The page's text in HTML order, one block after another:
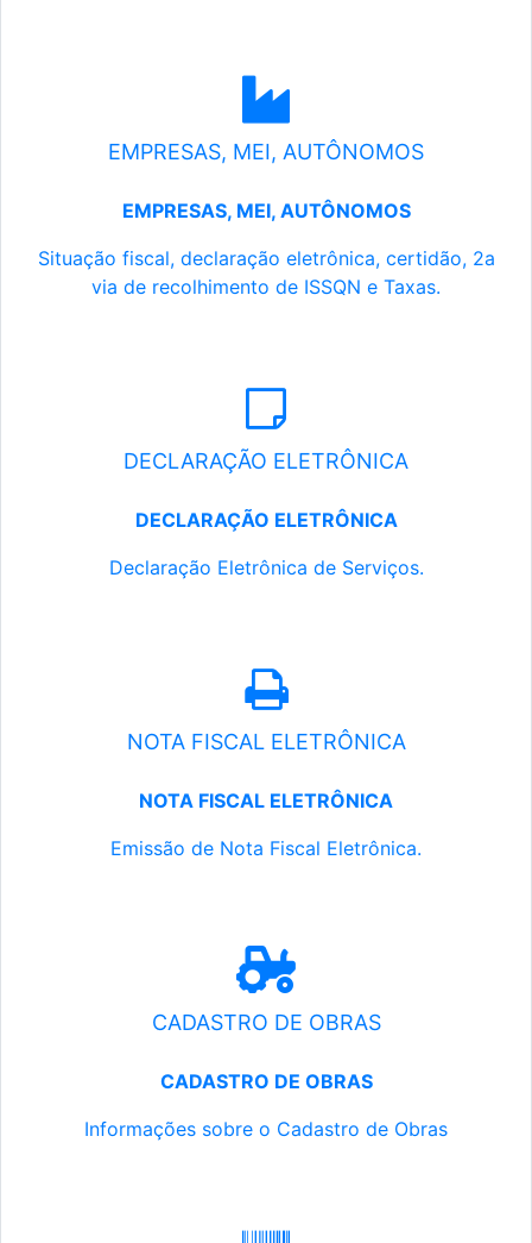
EMPRESAS, MEI, AUTÔNOMOS
EMPRESAS, MEI, AUTÔNOMOS
Situação fiscal, declaração eletrônica, certidão, 2a
via de recolhimento de ISSQN e Taxas.
DECLARAÇÃO ELETRÔNICA
DECLARAÇÃO ELETRÔNICA
Declaração Eletrônica de Serviços.
NOTA FISCAL ELETRÔNICA
NOTA FISCAL ELETRÔNICA
Emissão de Nota Fiscal Eletrônica.
CADASTRO DE OBRAS
CADASTRO DE OBRAS
Informações sobre o Cadastro de Obras